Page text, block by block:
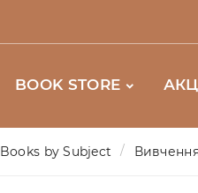
BOOK STORE
Books by Subject